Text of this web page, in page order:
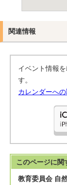
関連情報
イベント情報
す。
カレンダーへ
このページに関
教育委員会 自